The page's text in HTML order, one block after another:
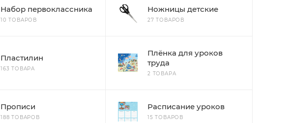
Набор первоклассника
10 ТОВАРОВ
Ножницы детские
27 ТОВАРОВ
Пластилин
163 ТОВАРА
Плёнка для уроков
труда
2 ТОВАРА
Прописи
188 ТОВАРОВ
Расписание уроков
15 ТОВАРОВ